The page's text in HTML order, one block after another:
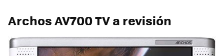
Archos AV700 TV a revisión